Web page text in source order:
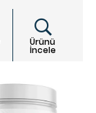
Ürünü
İncele